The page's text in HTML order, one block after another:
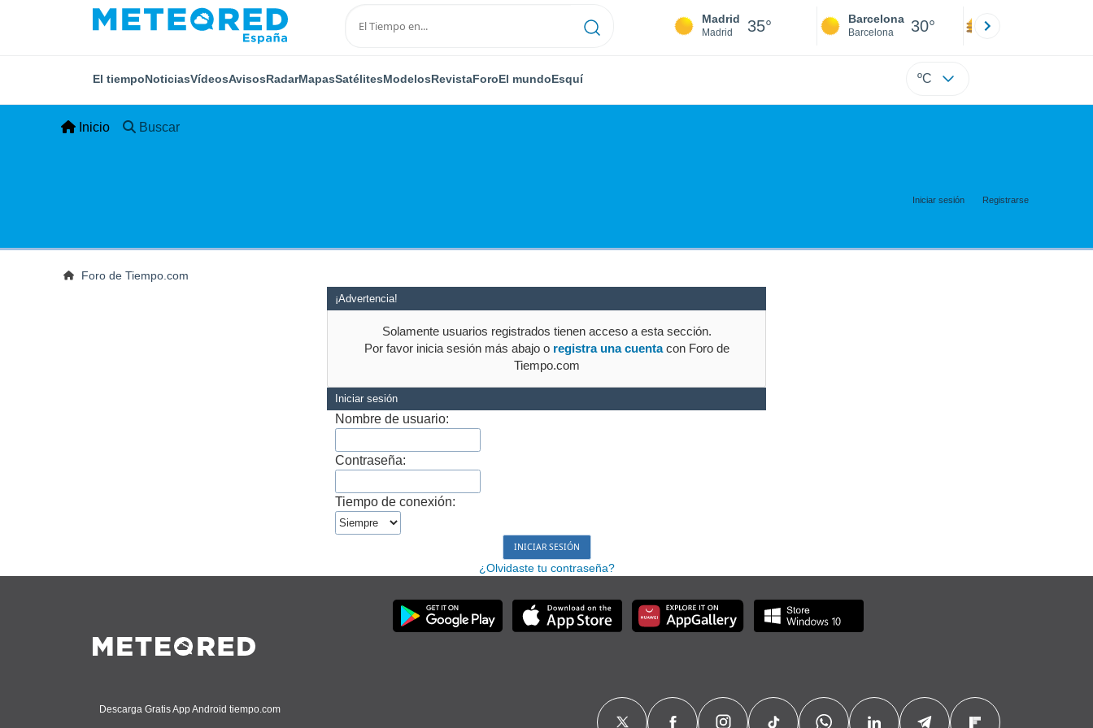
Madrid
Madrid 35° Barcelona
Barcelona 30°
El tiempoNoticiasVídeosAvisosRadarMapasSatélitesModelosRevistaForoEl mundoEsquí ºC
Inicio Buscar
Iniciar sesión Registrarse
Foro de Tiempo.com
¡Advertencia!
Solamente usuarios registrados tienen acceso a esta sección.
Por favor inicia sesión más abajo o registra una cuentacon Foro de
Tiempo.com
Iniciar sesión
Nombre de usuario:
Contraseña:
Tiempo de conexión:
¿Olvidaste tu contraseña?
Descarga Gratis App Android tiempo.com